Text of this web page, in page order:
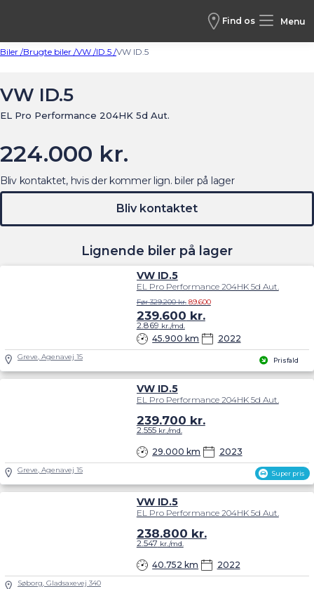
Find os Menu
Biler /Brugte biler /VW /ID.5 /VW ID.5
VW ID.5
EL Pro Performance 204HK 5d Aut.
224.000 kr.
Lignende biler på lager
Prisfald
VW ID.5
EL Pro Performance 204HK 5d Aut.
45.900 km 2022
Før 329.200 kr. 89.600
239.600 kr.
2.869 kr./md.
Greve, Agenavej 15
Super pris
VW ID.5
EL Pro Performance 204HK 5d Aut.
29.000 km 2023
239.700 kr.
2.555kr./md.
Greve, Agenavej 15
VW ID.5
EL Pro Performance 204HK 5d Aut.
40.752 km 2022
238.800 kr.
2.547 kr./md.
Søborg, Gladsaxevej 340
Bliv kontaktet, hvis der kommer lign. biler på lager
Bliv kontaktet